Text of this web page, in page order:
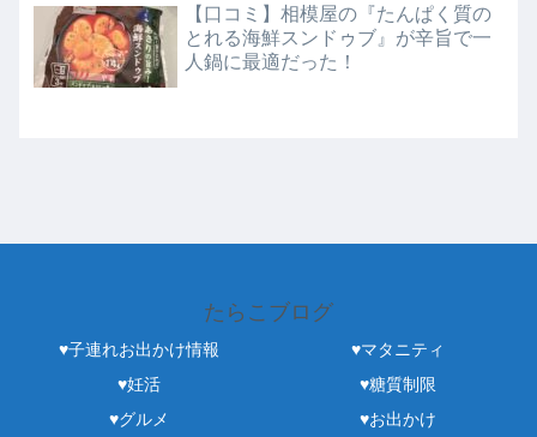
【口コミ】相模屋の『たんぱく質の
とれる海鮮スンドゥブ』が辛旨で一
人鍋に最適だった！
たらこブログ
♥子連れお出かけ情報
♥マタニティ
♥妊活
♥糖質制限
♥グルメ
♥お出かけ